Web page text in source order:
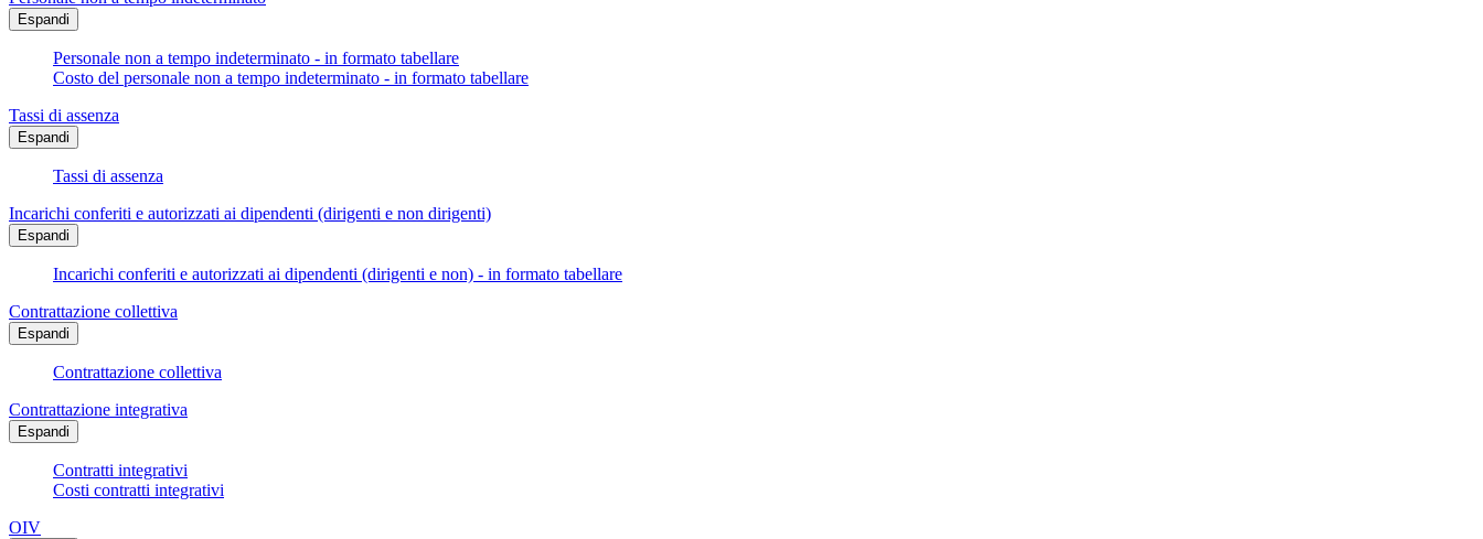
Espandi
Personale non a tempo indeterminato - in formato tabellare
Costo del personale non a tempo indeterminato - in formato tabellare
Tassi di assenza
Espandi
Tassi di assenza
Incarichi conferiti e autorizzati ai dipendenti (dirigenti e non dirigenti)
Espandi
Incarichi conferiti e autorizzati ai dipendenti (dirigenti e non) - in formato tabellare
Contrattazione collettiva
Espandi
Contrattazione collettiva
Contrattazione integrativa
Espandi
Contratti integrativi
Costi contratti integrativi
OIV